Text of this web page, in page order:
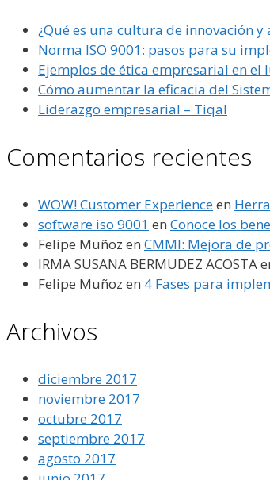
¿Qué es una cultura de innovación
Norma ISO 9001: pasos para su
Ejemplos de ética empresarial en el
Cómo aumentar la eficacia del
Liderazgo empresarial – Tiqal
Comentarios recientes
WOW! Customer Experienceen
software iso 9001 en Conoce los
Felipe Muñoz en CMMI: Mejora de
IRMA SUSANA BERMUDEZ ACOSTA
Felipe Muñoz en 4 Fases para
Archivos
diciembre 2017
noviembre 2017
octubre 2017
septiembre 2017
agosto 2017